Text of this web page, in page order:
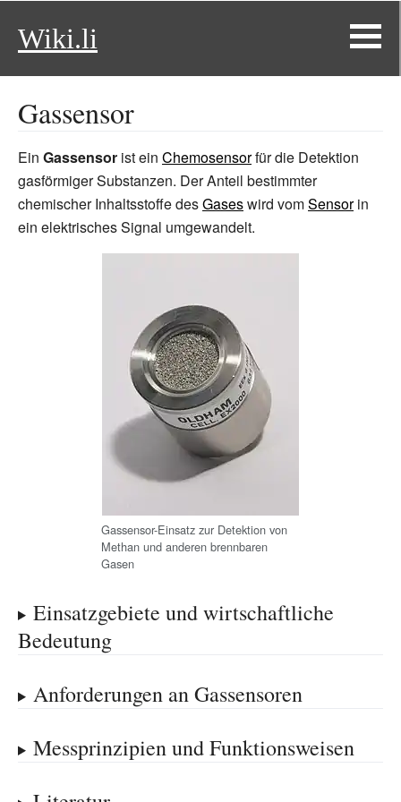
Wiki.li
Gassensor
Ein Gassensor ist ein Chemosensorfür die Detektion
gasförmiger Substanzen. Der Anteil bestimmter
chemischer Inhaltsstoffe desGaseswird vomSensorin
ein elektrisches Signal umgewandelt.
Gassensor-Einsatz zur Detektion von
Methan und anderen brennbaren
Gasen
Einsatzgebiete und wirtschaftliche
Bedeutung
Anforderungen an Gassensoren
Messprinzipien und Funktionsweisen